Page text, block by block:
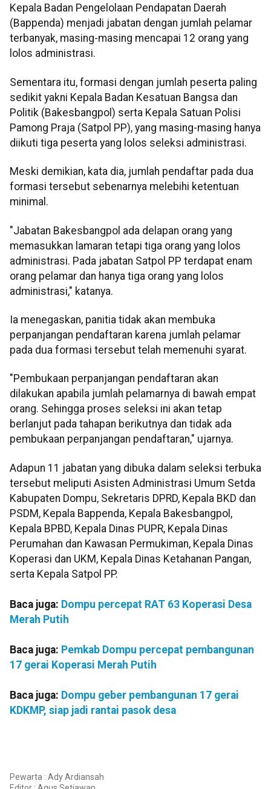
Kepala Badan Pengelolaan Pendapatan Daerah
(Bappenda) menjadi jabatan dengan jumlah pelamar
terbanyak, masing-masing mencapai 12 orang yang
lolos administrasi.
Sementara itu, formasi dengan jumlah peserta paling
sedikit yakni Kepala Badan Kesatuan Bangsa dan
Politik (Bakesbangpol) serta Kepala Satuan Polisi
Pamong Praja (Satpol PP), yang masing-masing hanya
diikuti tiga peserta yang lolos seleksi administrasi.
Meski demikian, kata dia, jumlah pendaftar pada dua
formasi tersebut sebenarnya melebihi ketentuan
minimal.
"Jabatan Bakesbangpol ada delapan orang yang
memasukkan lamaran tetapi tiga orang yang lolos
administrasi. Pada jabatan Satpol PP terdapat enam
orang pelamar dan hanya tiga orang yang lolos
administrasi," katanya.
Ia menegaskan, panitia tidak akan membuka
perpanjangan pendaftaran karena jumlah pelamar
pada dua formasi tersebut telah memenuhi syarat.
"Pembukaan perpanjangan pendaftaran akan
dilakukan apabila jumlah pelamarnya di bawah empat
orang. Sehingga proses seleksi ini akan tetap
berlanjut pada tahapan berikutnya dan tidak ada
pembukaan perpanjangan pendaftaran," ujarnya.
Adapun 11 jabatan yang dibuka dalam seleksi terbuka
tersebut meliputi Asisten Administrasi Umum Setda
Kabupaten Dompu, Sekretaris DPRD, Kepala BKD dan
PSDM, Kepala Bappenda, Kepala Bakesbangpol,
Kepala BPBD, Kepala Dinas PUPR, Kepala Dinas
Perumahan dan Kawasan Permukiman, Kepala Dinas
Koperasi dan UKM, Kepala Dinas Ketahanan Pangan,
serta Kepala Satpol PP.
Baca juga: Dompu percepat RAT 63 Koperasi Desa
Merah Putih
Baca juga: Pemkab Dompu percepat pembangunan
17 gerai Koperasi Merah Putih
Baca juga: Dompu geber pembangunan 17 gerai
KDKMP, siap jadi rantai pasok desa
Pewarta : Ady Ardiansah